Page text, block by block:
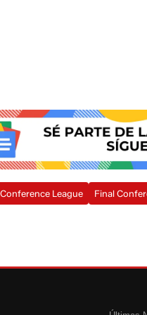
League Final